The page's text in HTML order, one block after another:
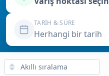
TARIH & SÜRE
Herhangi bir tarih